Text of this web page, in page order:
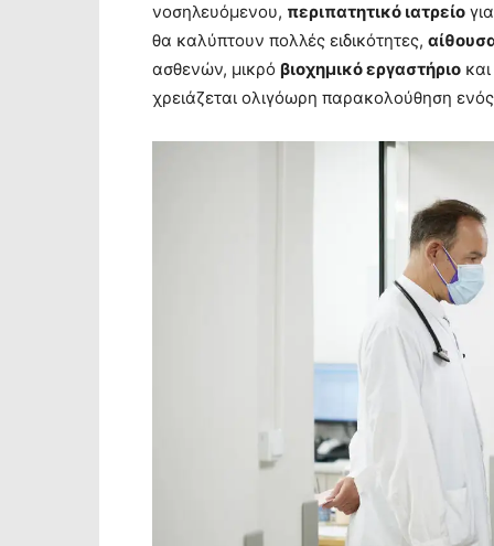
νοσηλευόμενου, περιπατητικό ιατρείο
θα καλύπτουν πολλές ειδικότητες,
ασθενών, μικρό βιοχημικό εργαστήριο και
χρειάζεται ολιγόωρη παρακολούθηση